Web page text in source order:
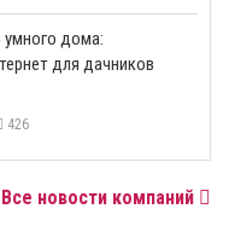
дома:
для дачников
426
Все новости компаний